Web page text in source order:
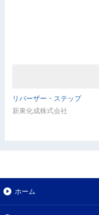
リバーザー・ステップ
新東化成株式会社
ホーム